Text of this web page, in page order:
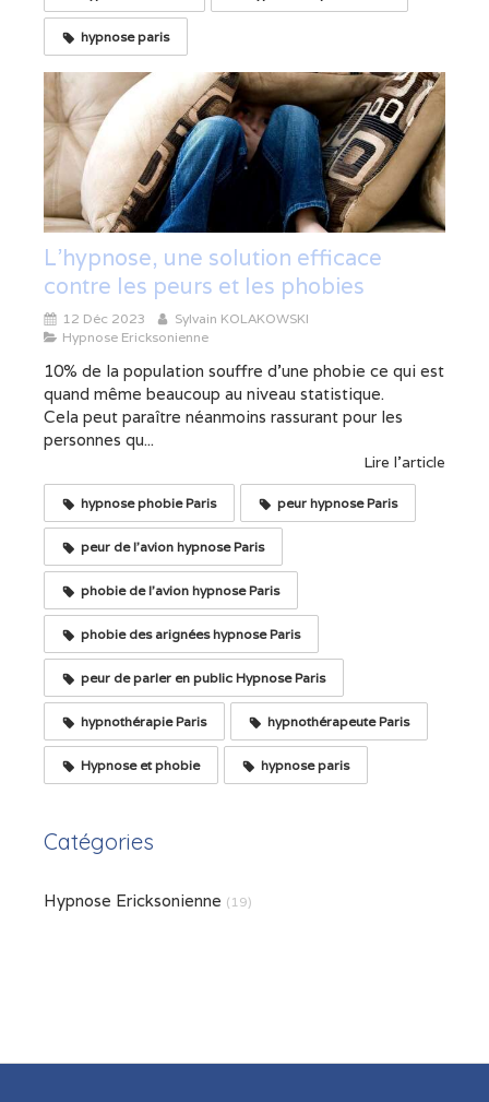
hypnose paris
L'hypnose, une solution efficace
contre les peurs et les phobies
12 Déc 2023
Sylvain KOLAKOWSKI
Hypnose Ericksonienne
10% de la population souffre d’une phobie ce qui est
quand même beaucoup au niveau statistique.
Cela peut paraître néanmoins rassurant pour les
personnes qu...
Lire l'article
hypnose phobie Paris peur hypnose Paris
peur de l'avion hypnose Paris
phobie de l'avion hypnose Paris
phobie des arignées hypnose Paris
peur de parler en public Hypnose Paris
hypnothérapie Paris hypnothérapeute Paris
Hypnose et phobie hypnose paris
Catégories
Hypnose Ericksonienne (19)